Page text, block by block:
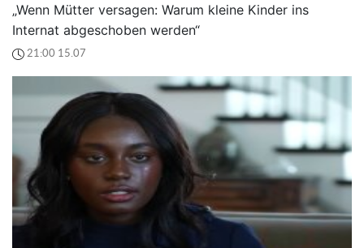
„Wenn Mütter versagen: Warum kleine Kinder ins
Internat abgeschoben werden“
21:00 15.07